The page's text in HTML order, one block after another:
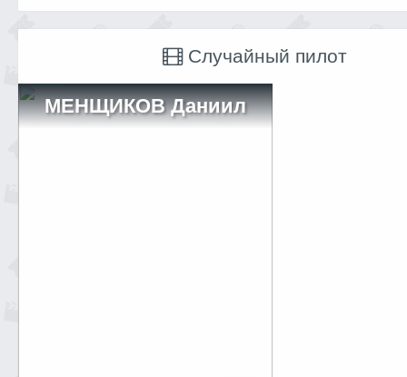
Случайный пилот
МЕНЩИКОВ Даниил